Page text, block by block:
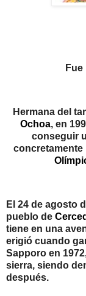
Fue
Hermana del
Ochoa, en
conseguir
concretamente
El 24 de agosto
pueblo de
tiene en una
erigió cuando
Sapporo en
sierra, siendo
después.